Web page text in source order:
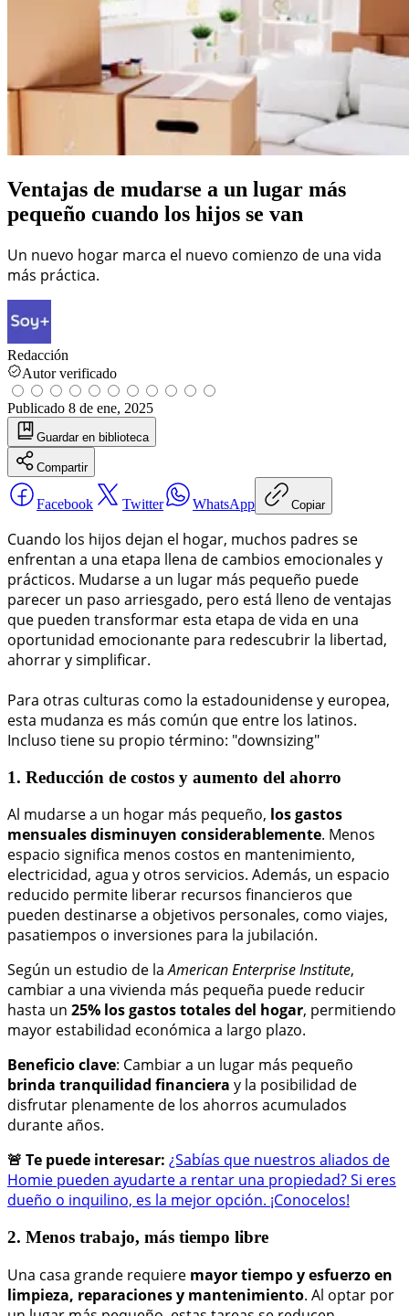
Ventajas de mudarse a un lugar más
pequeño cuando los hijos se van
Un nuevo hogar marca el nuevo comienzo de una vida
más práctica.
Redacción
Autor verificado
Publicado 8 de ene, 2025
Guardar en biblioteca
Compartir
Facebook Twitter WhatsApp Copiar
Cuando los hijos dejan el hogar, muchos padres se
enfrentan a una etapa llena de cambios emocionales y
prácticos. Mudarse a un lugar más pequeño puede
parecer un paso arriesgado, pero está lleno de ventajas
que pueden transformar esta etapa de vida en una
oportunidad emocionante para redescubrir la libertad,
ahorrar y simplificar.
Para otras culturas como la estadounidense y europea,
esta mudanza es más común que entre los latinos.
Incluso tiene su propio término: "downsizing"
1. Reducción de costos y aumento del ahorro
Al mudarse a un hogar más pequeño, los gastos
mensuales disminuyen considerablemente. Menos
espacio significa menos costos en mantenimiento,
electricidad, agua y otros servicios. Además, un espacio
reducido permite liberar recursos financieros que
pueden destinarse a objetivos personales, como viajes,
pasatiempos o inversiones para la jubilación.
Según un estudio de laAmerican Enterprise Institute,
cambiar a una vivienda más pequeña puede reducir
hasta un 25% los gastos totales del hogar, permitiendo
mayor estabilidad económica a largo plazo.
Beneficio clave: Cambiar a un lugar más pequeño
brinda tranquilidad financiera y la posibilidad de
disfrutar plenamente de los ahorros acumulados
durante años.
🚨 Te puede interesar: ¿Sabías que nuestros aliados de
Homie pueden ayudarte a rentar una propiedad? Si eres
dueño o inquilino, es la mejor opción. ¡Conocelos!
2. Menos trabajo, más tiempo libre
Una casa grande requiere mayor tiempo y esfuerzo en
limpieza, reparaciones y mantenimiento. Al optar por